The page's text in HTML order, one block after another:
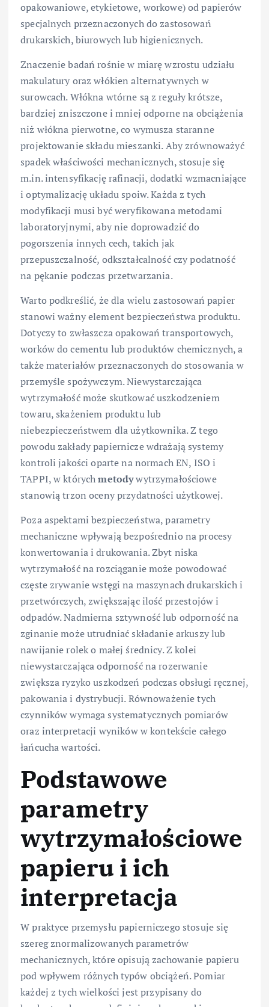
opakowaniowe, etykietowe, workowe) od papierów
specjalnych przeznaczonych do zastosowań
drukarskich, biurowych lub higienicznych.
Znaczenie badań rośnie w miarę wzrostu udziału
makulatury oraz włókien alternatywnych w
surowcach. Włókna wtórne są z reguły krótsze,
bardziej zniszczone i mniej odporne na obciążenia
niż włókna pierwotne, co wymusza staranne
projektowanie składu mieszanki. Aby zrównoważyć
spadek właściwości mechanicznych, stosuje się
m.in. intensyfikację rafinacji, dodatki wzmacniające
i optymalizację układu spoiw. Każda z tych
modyfikacji musi być weryfikowana metodami
laboratoryjnymi, aby nie doprowadzić do
pogorszenia innych cech, takich jak
przepuszczalność, odkształcalność czy podatność
na pękanie podczas przetwarzania.
Warto podkreślić, że dla wielu zastosowań papier
stanowi ważny element bezpieczeństwa produktu.
Dotyczy to zwłaszcza opakowań transportowych,
worków do cementu lub produktów chemicznych, a
także materiałów przeznaczonych do stosowania w
przemyśle spożywczym. Niewystarczająca
wytrzymałość może skutkować uszkodzeniem
towaru, skażeniem produktu lub
niebezpieczeństwem dla użytkownika. Z tego
powodu zakłady papiernicze wdrażają systemy
kontroli jakości oparte na normach EN, ISO i
TAPPI, w którychmetodywytrzymałościowe
stanowią trzon oceny przydatności użytkowej.
Poza aspektami bezpieczeństwa, parametry
mechaniczne wpływają bezpośrednio na procesy
konwertowania i drukowania. Zbyt niska
wytrzymałość na rozciąganie może powodować
częste zrywanie wstęgi na maszynach drukarskich i
przetwórczych, zwiększając ilość przestojów i
odpadów. Nadmierna sztywność lub odporność na
zginanie może utrudniać składanie arkuszy lub
nawijanie rolek o małej średnicy. Z kolei
niewystarczająca odporność na rozerwanie
zwiększa ryzyko uszkodzeń podczas obsługi ręcznej,
pakowania i dystrybucji. Równoważenie tych
czynników wymaga systematycznych pomiarów
oraz interpretacji wyników w kontekście całego
łańcucha wartości.
Podstawowe
parametry
wytrzymałościowe
papieru i ich
interpretacja
W praktyce przemysłu papierniczego stosuje się
szereg znormalizowanych parametrów
mechanicznych, które opisują zachowanie papieru
pod wpływem różnych typów obciążeń. Pomiar
każdej z tych wielkości jest przypisany do